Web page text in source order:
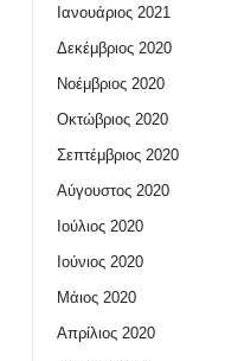
Ιανουάριος 2021
Δεκέμβριος 2020
Νοέμβριος 2020
Οκτώβριος 2020
Σεπτέμβριος 2020
Αύγουστος 2020
Ιούλιος 2020
Ιούνιος 2020
Μάιος 2020
Απρίλιος 2020